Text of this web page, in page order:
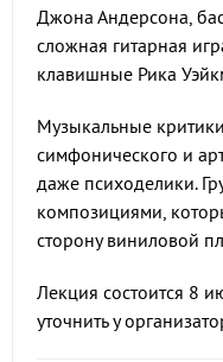
Джона Андерсона,
сложная гитарная
клавишные Рика
Музыкальные
симфонического и
даже психоделики.
композициями,
сторону виниловой
Лекция состоится 8
уточнить у